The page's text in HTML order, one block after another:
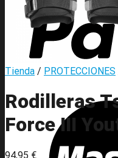
Tienda / PROTECCIONES
Rodilleras
Force III
94,95 €